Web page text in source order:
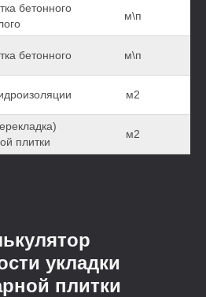
бетонного
м\п
бетонного м\п
м2
плитки
м2
укладки
плитки